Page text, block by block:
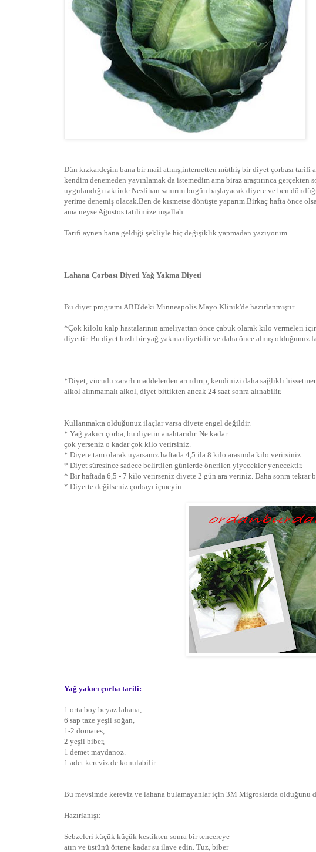
Dün kızkardeşim bana bir mail atmış,internetten müthiş bir diyet çorbası tarifi
kendim denemeden yayınlamak da istemedim ama biraz araştırınca
uygulandığı taktirde.Neslihan sanırım bugün başlayacak diyete ve ben
yerime denemiş olacak.Ben de kısmetse dönüşte yaparım.Birkaç hafta önce
ama neyse Ağustos tatilimize inşallah.
Tarifi aynen bana geldiği şekliyle hiç değişiklik yapmadan yazıyorum.
Lahana Çorbası Diyeti Yağ Yakma Diyeti
Bu diyet programı ABD'deki Minneapolis Mayo Klinik'de hazırlanmıştır.
*Çok kilolu kalp hastalarının ameliyattan önce çabuk olarak kilo vermeleri
diyettir. Bu diyet hızlı bir yağ yakma diyetidir ve daha önce almış olduğunuz
*Diyet, vücudu zararlı maddelerden arındırıp, kendinizi daha sağlıklı
alkol alınmamalı alkol, diyet bittikten ancak 24 saat sonra alınabilir.
Kullanmakta olduğunuz ilaçlar varsa diyete engel değildir.
* Yağ yakıcı çorba, bu diyetin anahtarıdır. Ne kadar
çok yerseniz o kadar çok kilo verirsiniz.
* Diyete tam olarak uyarsanız haftada 4,5 ila 8 kilo arasında kilo verirsiniz.
* Diyet süresince sadece belirtilen günlerde önerilen yiyecekler yenecektir.
* Bir haftada 6,5 - 7 kilo verirseniz diyete 2 gün ara veriniz. Daha sonra tekrar
* Diyette değilseniz çorbayı içmeyin.
Yağ yakıcı çorba tarifi:
1 orta boy beyaz lahana,
6 sap taze yeşil soğan,
1-2 domates,
2 yeşil biber,
1 demet maydanoz.
1 adet kereviz de konulabilir
Bu mevsimde kereviz ve lahana bulamayanlar için 3M Migroslarda olduğunu
Hazırlanışı:
Sebzeleri küçük küçük kestikten sonra bir tencereye
atın ve üstünü örtene kadar su ilave edin. Tuz, biber